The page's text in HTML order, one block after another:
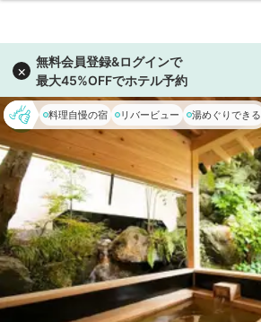
料理自慢の宿 リバービュー 湯めぐりできる